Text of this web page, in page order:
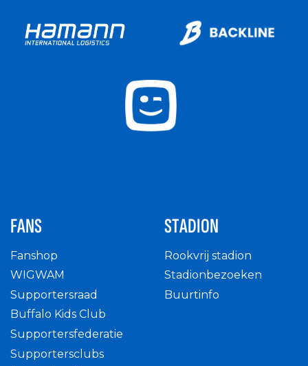
FANS
Fanshop
WIGWAM
Supportersraad
Buffalo Kids Club
Supportersfederatie
Supportersclubs
STADION
Rookvrij stadion
Stadionbezoeken
Buurtinfo